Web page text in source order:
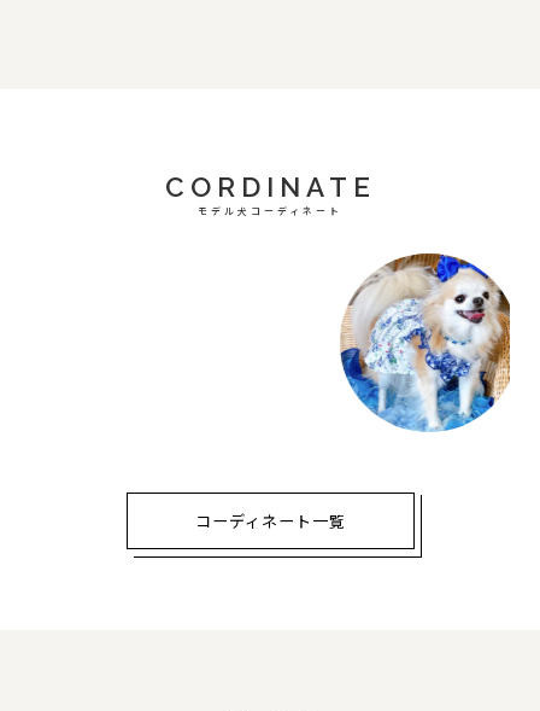
CORDINATE
モデル犬コーディネート
コーディネート一覧